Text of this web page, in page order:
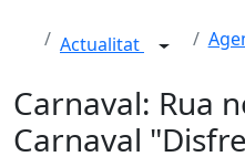
Actualitat
Carnaval: Rua
Carnaval